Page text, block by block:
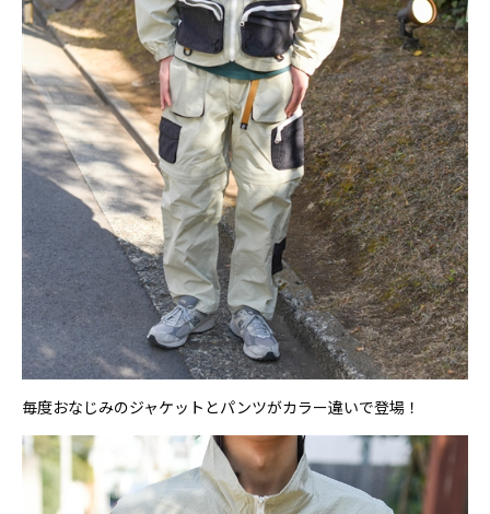
毎度おなじみのジャケットとパンツがカラー違いで登場！